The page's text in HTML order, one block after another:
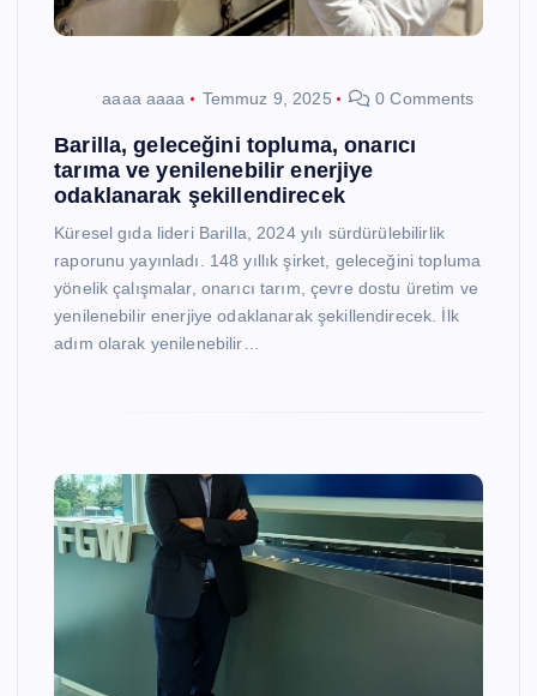
aaaa aaaa Temmuz 9, 2025 0 Comments
Barilla, geleceğini topluma, onarıcı
tarıma ve yenilenebilir enerjiye
odaklanarak şekillendirecek
Küresel gıda lideri Barilla, 2024 yılı sürdürülebilirlik
raporunu yayınladı. 148 yıllık şirket, geleceğini topluma
yönelik çalışmalar, onarıcı tarım, çevre dostu üretim ve
yenilenebilir enerjiye odaklanarak şekillendirecek. İlk
adım olarak yenilenebilir…